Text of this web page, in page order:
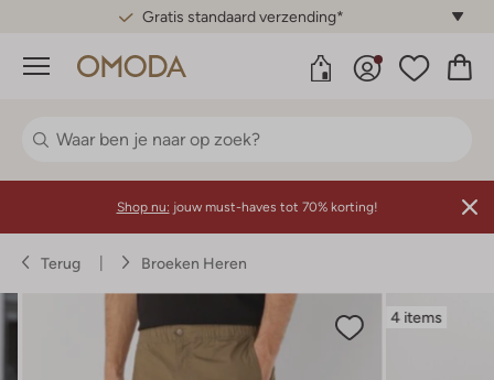
Gratis standaard verzending*
Menu
Shop nu: jouw must-haves tot 70% korting!
Terug Broeken Heren
4 items